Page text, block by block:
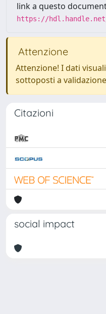
link a questo
https://hdl.handle.net/
Attenzione
Attenzione! I dati
sottoposti a
Citazioni
social impact